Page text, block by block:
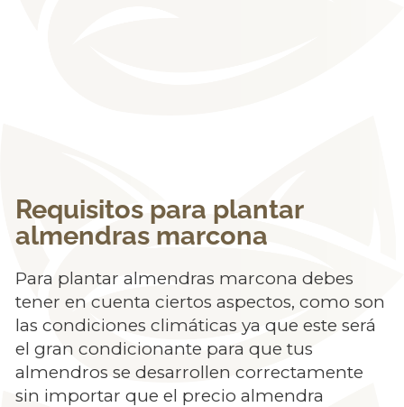
Requisitos para plantar
almendras marcona
Para plantar almendras marcona debes
tener en cuenta ciertos aspectos, como son
las condiciones climáticas ya que este será
el gran condicionante para que tus
almendros se desarrollen correctamente
sin importar que el precio almendra